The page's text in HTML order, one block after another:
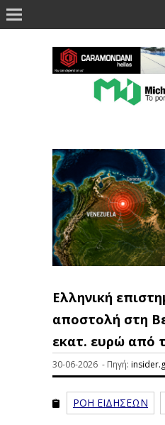
Ελληνική
αποστολή στη
εκατ. ευρώ από
30-06-2026 - Πηγή:
ΡΟΗ ΕΙΔΗΣΕΩΝ